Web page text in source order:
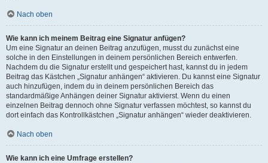
Nach oben
Wie kann ich meinem Beitrag eine Signatur anfügen?
Um eine Signatur an deinen Beitrag anzufügen, musst du zunächst eine
solche in den Einstellungen in deinem persönlichen Bereich entwerfen.
Nachdem du die Signatur erstellt und gespeichert hast, kannst du in jedem
Beitrag das Kästchen „Signatur anhängen“ aktivieren. Du kannst eine Signatur
auch hinzufügen, indem du in deinem persönlichen Bereich das
standardmäßige Anhängen deiner Signatur aktivierst. Wenn du einen
einzelnen Beitrag dennoch ohne Signatur verfassen möchtest, so kannst du
dort einfach das Kontrollkästchen „Signatur anhängen“ wieder deaktivieren.
Nach oben
Wie kann ich eine Umfrage erstellen?